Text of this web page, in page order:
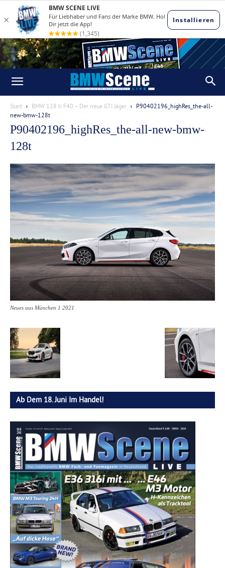
Start BMW 128 ti F40 – Der neue GTI Jäger
P90402196_highRes_the-all-
new-bmw-128t
P90402196_highRes_the-all-new-bmw-
128t
Neues aus München 1 2021
Ab Dem 18. Juni Im Handel!